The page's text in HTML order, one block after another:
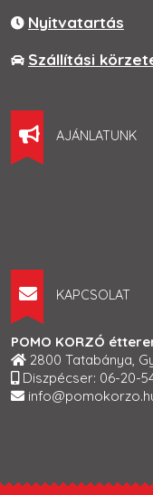
Nyitvatartás
Szállítási
AJÁNLATUNK
KAPCSOLAT
POMO KORZÓ
2800 Tatabánya,
Diszpécser: 06-20-